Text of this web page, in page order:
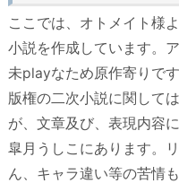
ここでは、オトメイト様
小説を作成しています。
未playなため原作寄りです
版権の二次小説に関して
が、文章及び、表現内容
皐月うしこにあります。
ん、キャラ違い等の苦情